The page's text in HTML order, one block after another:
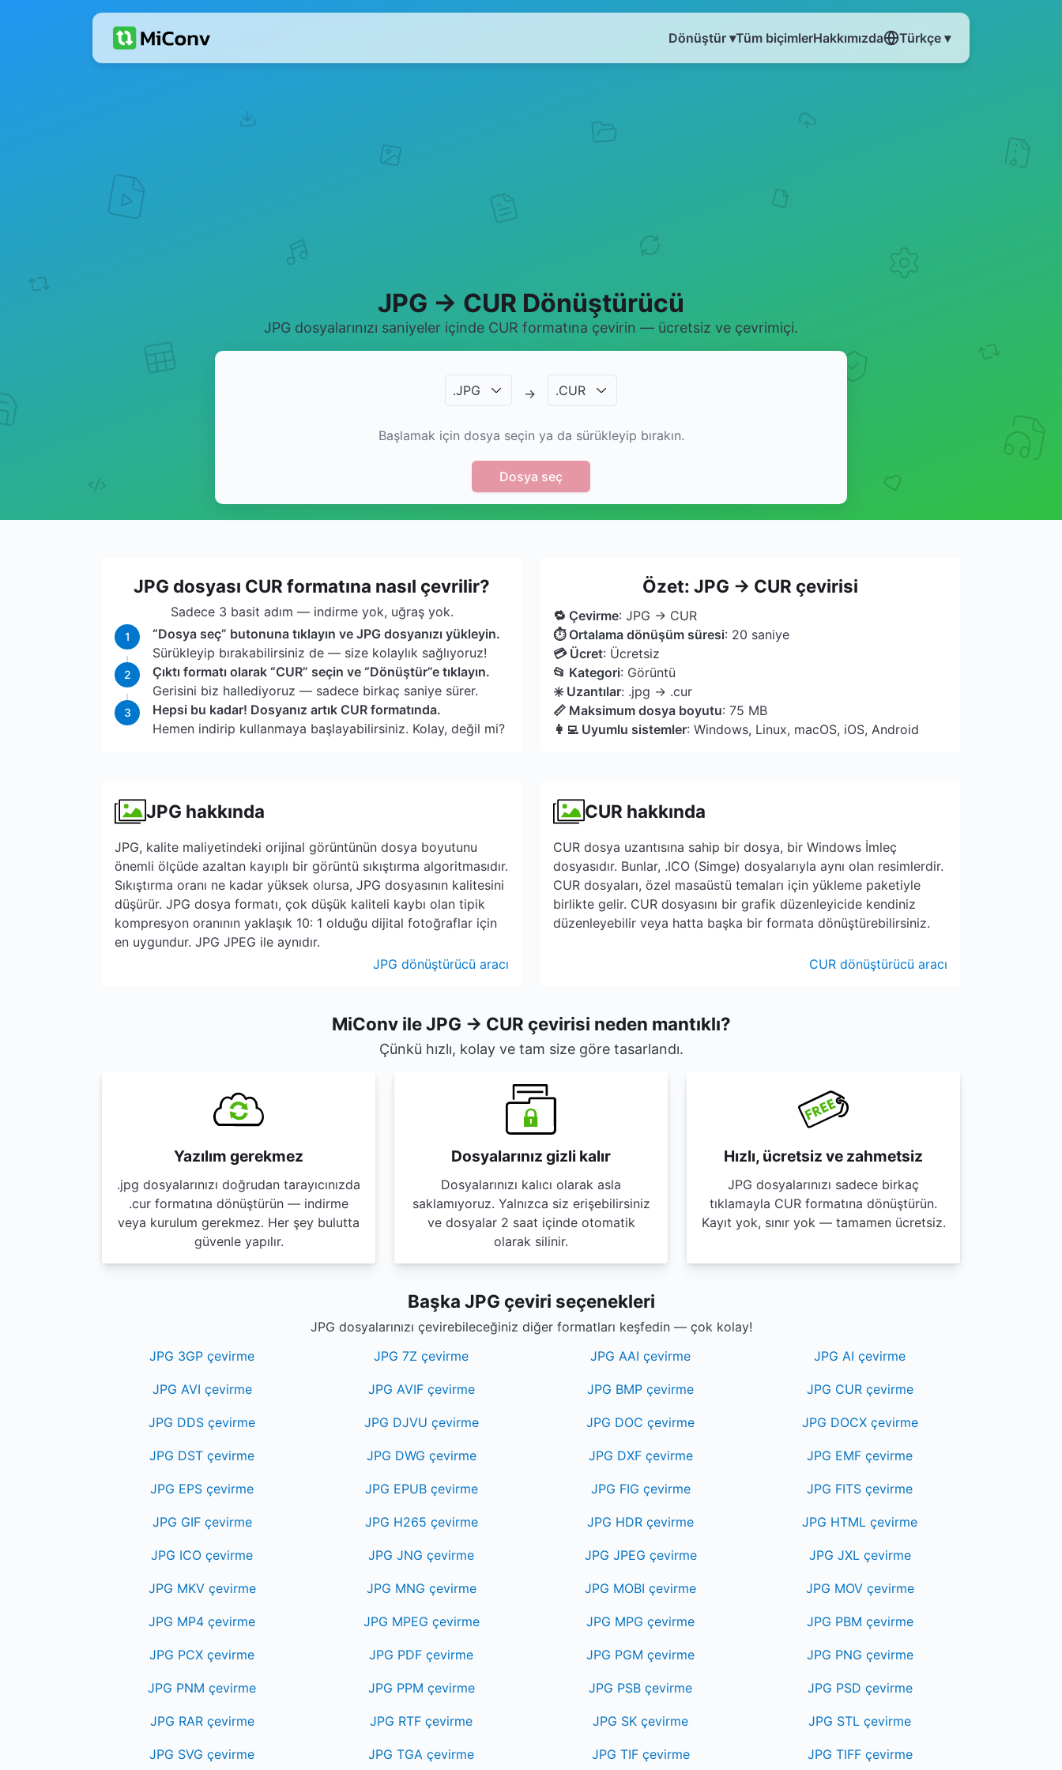
Dönüştür ▾Tüm biçimlerHakkımızda Türkçe ▾
JPG → CUR Dönüştürücü
JPG dosyalarınızı saniyeler içinde CUR formatına çevirin — ücretsiz ve çevrimiçi.
.JPG → .CUR
Başlamak için dosya seçin ya da sürükleyip bırakın.
Dosya seç
JPG dosyası CUR formatına nasıl çevrilir?
Sadece 3 basit adım — indirme yok, uğraş yok.
1
“Dosya seç” butonuna tıklayın ve JPG dosyanızı yükleyin.
Sürükleyip bırakabilirsiniz de — size kolaylık sağlıyoruz!
2
Çıktı formatı olarak “CUR” seçin ve “Dönüştür”e tıklayın.
Gerisini biz hallediyoruz — sadece birkaç saniye sürer.
3
Hepsi bu kadar! Dosyanız artık CUR formatında.
Hemen indirip kullanmaya başlayabilirsiniz. Kolay, değil mi?
Özet: JPG → CUR çevirisi
🔁 Çevirme: JPG → CUR
⏱ Ortalama dönüşüm süresi: 20 saniye
💳 Ücret: Ücretsiz
📂 Kategori: Görüntü
✳️ Uzantılar: .jpg → .cur
📏 Maksimum dosya boyutu: 75 MB
👩‍💻 Uyumlu sistemler: Windows, Linux, macOS, iOS, Android
JPG hakkında
JPG, kalite maliyetindeki orijinal görüntünün dosya boyutunu
önemli ölçüde azaltan kayıplı bir görüntü sıkıştırma algoritmasıdır.
Sıkıştırma oranı ne kadar yüksek olursa, JPG dosyasının kalitesini
düşürür. JPG dosya formatı, çok düşük kaliteli kaybı olan tipik
kompresyon oranının yaklaşık 10: 1 olduğu dijital fotoğraflar için
en uygundur. JPG JPEG ile aynıdır.
JPG dönüştürücü aracı
CUR hakkında
CUR dosya uzantısına sahip bir dosya, bir Windows İmleç
dosyasıdır. Bunlar, .ICO (Simge) dosyalarıyla aynı olan resimlerdir.
CUR dosyaları, özel masaüstü temaları için yükleme paketiyle
birlikte gelir. CUR dosyasını bir grafik düzenleyicide kendiniz
düzenleyebilir veya hatta başka bir formata dönüştürebilirsiniz.
CUR dönüştürücü aracı
MiConv ile JPG → CUR çevirisi neden mantıklı?
Çünkü hızlı, kolay ve tam size göre tasarlandı.
Yazılım gerekmez
.jpg dosyalarınızı doğrudan tarayıcınızda
.cur formatına dönüştürün — indirme
veya kurulum gerekmez. Her şey bulutta
güvenle yapılır.
Dosyalarınız gizli kalır
Dosyalarınızı kalıcı olarak asla
saklamıyoruz. Yalnızca siz erişebilirsiniz
ve dosyalar 2 saat içinde otomatik
olarak silinir.
Hızlı, ücretsiz ve zahmetsiz
JPG dosyalarınızı sadece birkaç
tıklamayla CUR formatına dönüştürün.
Kayıt yok, sınır yok — tamamen ücretsiz.
Başka JPG çeviri seçenekleri
JPG dosyalarınızı çevirebileceğiniz diğer formatları keşfedin — çok kolay!
JPG 3GP çevirme
JPG 7Z çevirme JPG AAI çevirme JPG AI çevirme
JPG AVI çevirme JPG AVIF çevirme JPG BMP çevirme JPG CUR çevirme
JPG DDS çevirme JPG DJVU çevirme JPG DOC çevirme JPG DOCX çevirme
JPG DST çevirme JPG DWG çevirme JPG DXF çevirme JPG EMF çevirme
JPG EPS çevirme JPG EPUB çevirme JPG FIG çevirme JPG FITS çevirme
JPG GIF çevirme JPG H265 çevirme JPG HDR çevirme JPG HTML çevirme
JPG ICO çevirme JPG JNG çevirme JPG JPEG çevirme JPG JXL çevirme
JPG MKV çevirme JPG MNG çevirme JPG MOBI çevirme JPG MOV çevirme
JPG MP4 çevirme JPG MPEG çevirme JPG MPG çevirme JPG PBM çevirme
JPG PCX çevirme JPG PDF çevirme JPG PGM çevirme JPG PNG çevirme
JPG PNM çevirme JPG PPM çevirme JPG PSB çevirme JPG PSD çevirme
JPG RAR çevirme JPG RTF çevirme JPG SK çevirme JPG STL çevirme
JPG SVG çevirme JPG TGA çevirme JPG TIF çevirme JPG TIFF çevirme